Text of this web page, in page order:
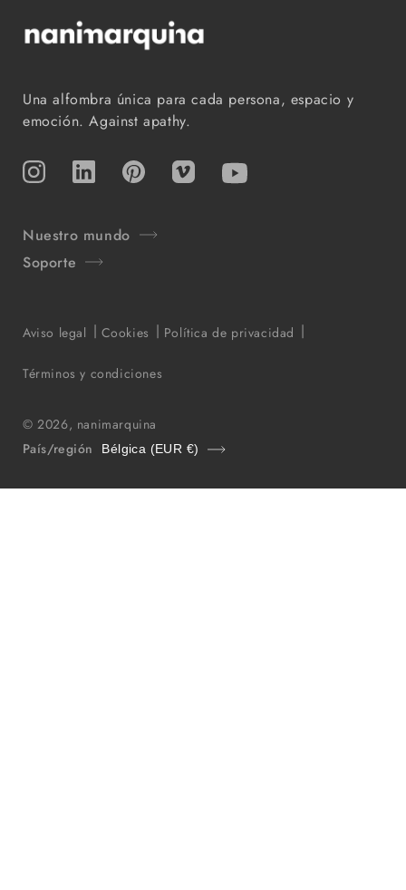
Una alfombra única para cada persona, espacio y
emoción. Against apathy.
InstagramTikTok Pinterest Vimeo YouTube
Nuestro mundo
Soporte
© 2026, nanimarquina
Aviso legal Cookies Política de privacidad
Términos y condiciones
País/región Bélgica (EUR €)